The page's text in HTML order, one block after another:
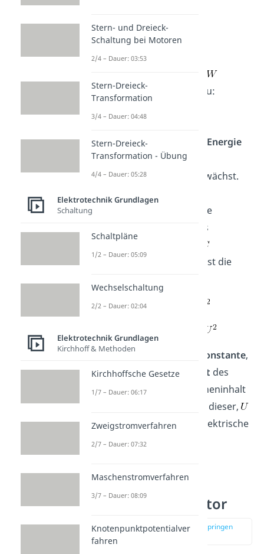
Jetzt kannst du die
einsetzen. Dann erhältst du:
Daran sieht man, dass die Energie
des Kondensators mit der
quadratischen Spannung wächst.
Kondensator
. Nun kann die
spezifische Kapazität eines
Plattenkondensators für
eingesetzt werden. Somit ist die
ist die elektrische
Feldkonstante,
die relativePermittivität des
Dielektrikums
der Flächeninhalt
der Abstand dieser,
die Spannung und
die elektrische
Feldstärke.
Plattenkondensator
zur Stelle im Video springen
(02:22)
Stern- und Dreieck-
Schaltung bei Motoren
2/4 – Dauer: 03:53
Stern-Dreieck-
Transformation
3/4 – Dauer: 04:48
Stern-Dreieck-
Transformation - Übung
4/4 – Dauer: 05:28
Elektrotechnik Grundlagen
Schaltung
Schaltpläne
1/2 – Dauer: 05:09
Wechselschaltung
2/2 – Dauer: 02:04
Elektrotechnik Grundlagen
Kirchhoff & Methoden
Kirchhoffsche Gesetze
1/7 – Dauer: 06:17
Zweigstromverfahren
2/7 – Dauer: 07:32
Maschenstromverfahren
3/7 – Dauer: 08:09
Knotenpunktpotentialver
fahren